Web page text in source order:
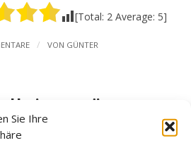
Sie Ihre
[Total: 2 Average: 5]
/ VON GÜNTER
träume